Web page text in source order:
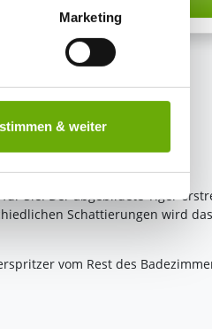
vornehmen.
Daten zu den
Marketing
& weiter
Sie. Der abgebildete Tiger
Schattierungen wird
vom Rest des